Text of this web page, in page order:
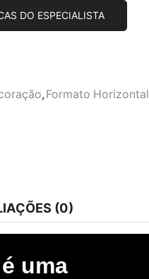
DO ESPECIALISTA
, Formato Horizontal
(0)
uma